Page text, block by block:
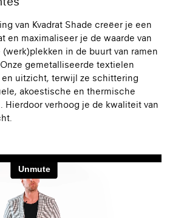
van Kvadrat Shade creëer je een
en maximaliseer je de waarde van
in de buurt van ramen
gemetalliseerde textielen
uitzicht, terwijl ze schittering
akoestische en thermische
Hierdoor verhoog je de kwaliteit van